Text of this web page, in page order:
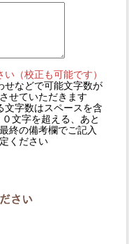
（校正も可能です）
せなどで可能文字数が
せていただきます
文字数はスペースを含
文字を超える、あと
終の備考欄でご記入
ください